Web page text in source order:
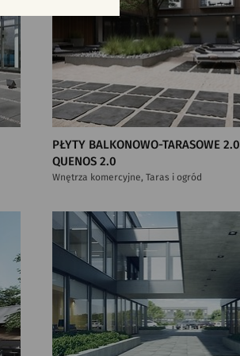
PŁYTY BALKONOWO-TARASOWE 2.0
QUENOS 2.0
Wnętrza komercyjne, Taras i ogród